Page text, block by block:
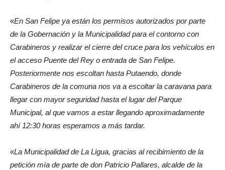
«En San Felipe ya están los permisos autorizados por parte
de la Gobernación y la Municipalidad para el contorno con
Carabineros y realizar el cierre del cruce para los vehículos en
el acceso Puente del Rey o entrada de San Felipe.
Posteriormente nos escoltan hasta Putaendo, donde
Carabineros de la comuna nos va a escoltar la caravana para
llegar con mayor seguridad hasta el lugar del Parque
Municipal, al que vamos a estar llegando aproximadamente
ahí 12:30 horas esperamos a más tardar.
«La Municipalidad de La Ligua, gracias al recibimiento de la
petición mía de parte de don Patricio Pallares, alcalde de la